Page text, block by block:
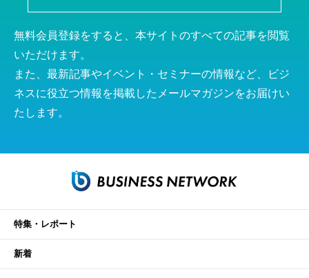
無料会員登録をすると、本サイトのすべての記事を閲覧
いただけます。
また、最新記事やイベント・セミナーの情報など、ビジ
ネスに役立つ情報を掲載したメールマガジンをお届けい
たします。
特集・レポート
新着